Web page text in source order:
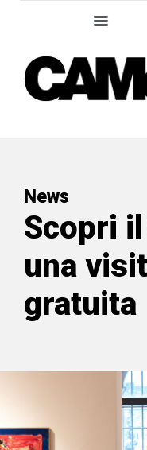
News
Scopri
una
gratuita